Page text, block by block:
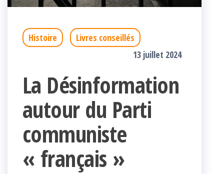
Histoire
Livres conseillés
13 juillet 2024
La Désinformation
autour du Parti
communiste
« français »